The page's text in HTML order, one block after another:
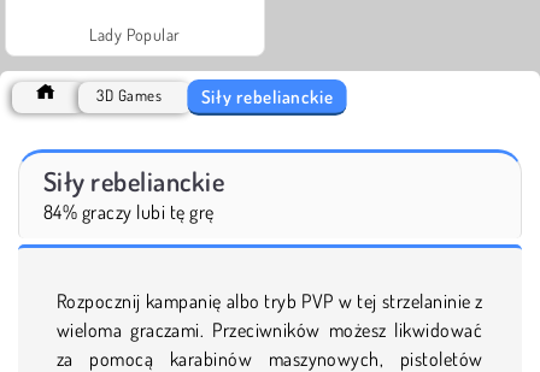
Lady Popular
3D Games Siły rebelianckie
Siły rebelianckie
84% graczy lubi tę grę
Rozpocznij kampanię albo tryb PVP w tej strzelaninie z
wieloma graczami. Przeciwników możesz likwidować
za pomocą karabinów maszynowych, pistoletów